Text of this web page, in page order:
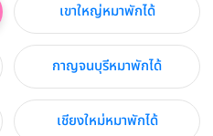
เขาใหญ่หมาพักได้
กาญจนบุรีหมาพักได้
เชียงใหม่หมาพักได้